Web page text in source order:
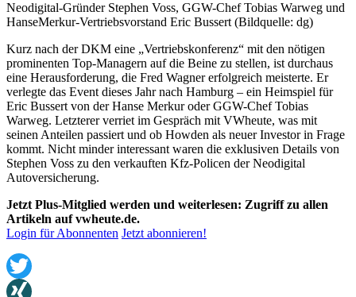
Neodigital-Gründer Stephen Voss, GGW-Chef Tobias Warweg und
HanseMerkur-Vertriebsvorstand Eric Bussert (Bildquelle: dg)
Kurz nach der DKM eine „Vertriebskonferenz“ mit den nötigen
prominenten Top-Managern auf die Beine zu stellen, ist durchaus
eine Herausforderung, die Fred Wagner erfolgreich meisterte. Er
verlegte das Event dieses Jahr nach Hamburg – ein Heimspiel für
Eric Bussert von der Hanse Merkur oder GGW-Chef Tobias
Warweg. Letzterer verriet im Gespräch mit VWheute, was mit
seinen Anteilen passiert und ob Howden als neuer Investor in Frage
kommt. Nicht minder interessant waren die exklusiven Details von
Stephen Voss zu den verkauften Kfz-Policen der Neodigital
Autoversicherung.
Jetzt Plus-Mitglied werden und weiterlesen: Zugriff zu allen
Artikeln auf vwheute.de.
Login für Abonnenten Jetzt abonnieren!
Twitter